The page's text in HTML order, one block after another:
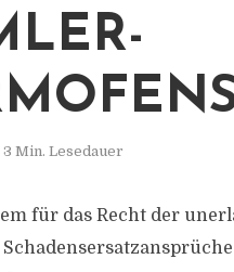
3 Min. Lesedauer
für das Recht der